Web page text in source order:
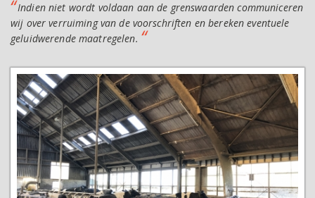
Indien niet wordt voldaan aan de grenswaarden communiceren
wij over verruiming van de voorschriften en bereken eventuele
geluidwerende maatregelen.